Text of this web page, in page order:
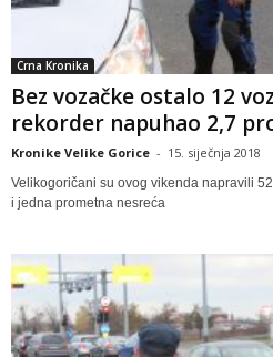
Crna Kronika
Bez vozačke ostalo 12
rekorder napuhao 2,7
Kronike Velike Gorice - 15. siječnja 2018
Velikogoričani su ovog vikenda napravili
i jedna prometna nesreća